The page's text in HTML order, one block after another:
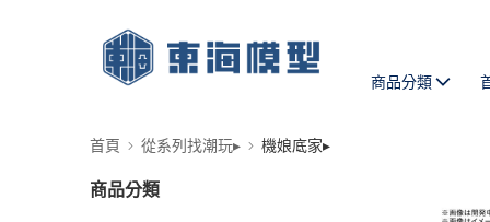
商品分類
首頁 從系列找潮玩▸ 機娘底家▸
商品分類